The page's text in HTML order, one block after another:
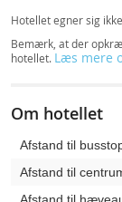
Hotellet egner sig
Bemærk, at der
hotellet. Læs mere
Om hotellet
Afstand til
Afstand til